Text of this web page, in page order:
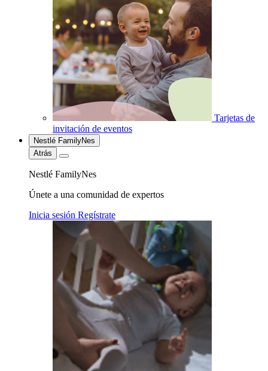
Tarjetas de
invitación de eventos
Nestlé FamilyNes
Atrás
Nestlé FamilyNes
Únete a una comunidad de expertos
Inicia sesión Regístrate